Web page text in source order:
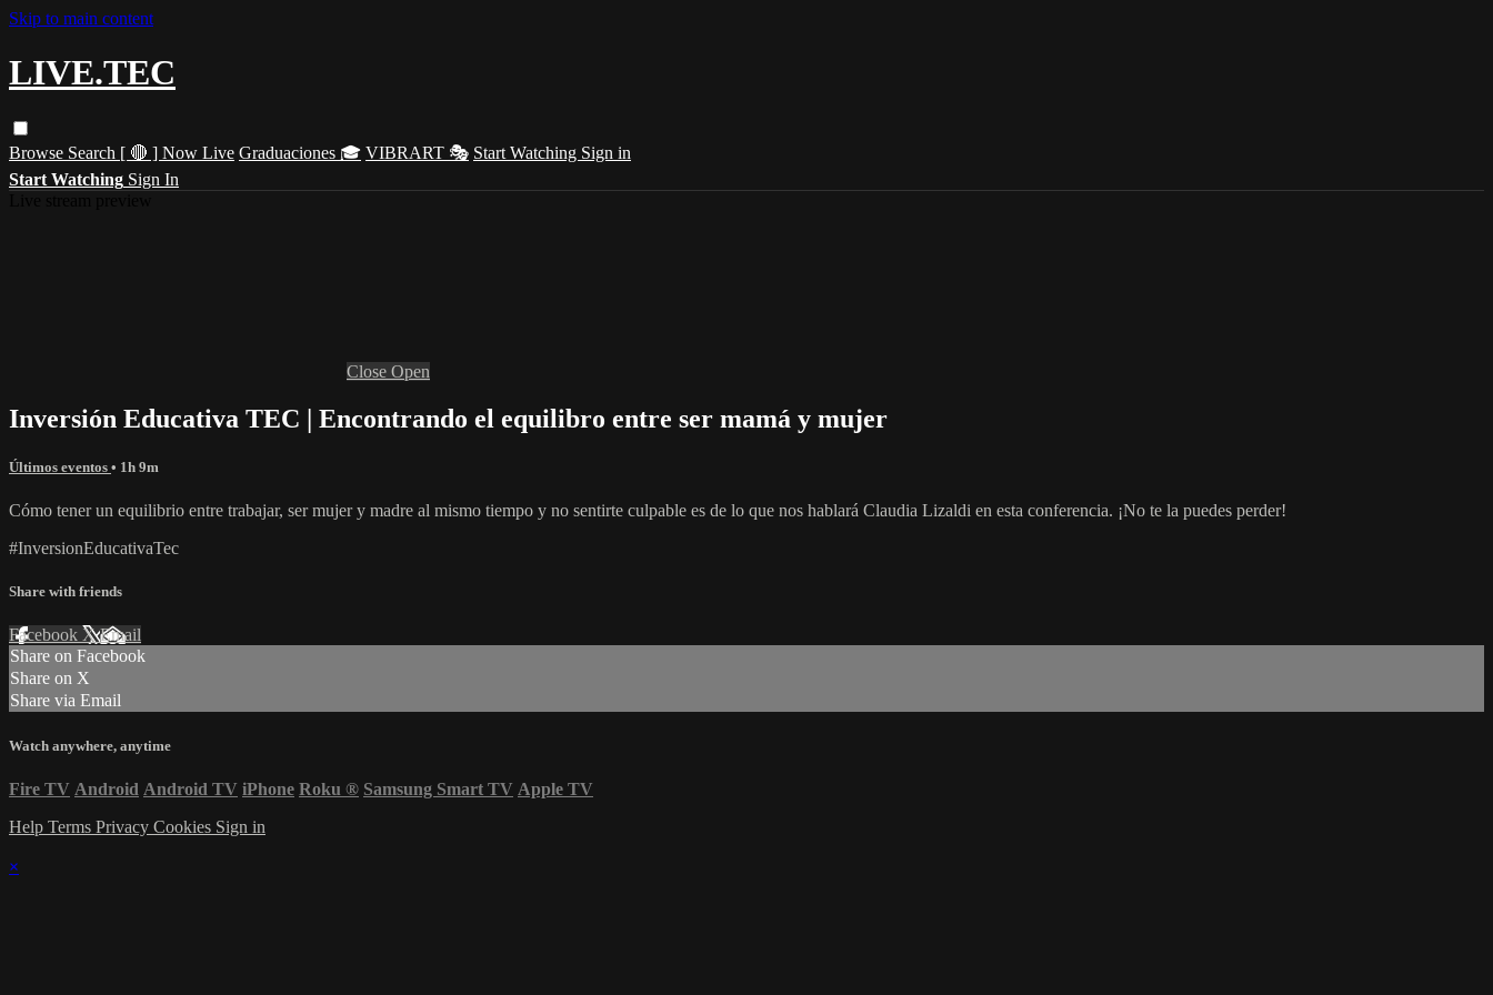
Skip to main content
LIVE.TEC
Browse Search [ 🔴 ] Now Live Graduaciones 🎓 VIBRART 🎭 Start Watching Sign in
Start Watching Sign In
Close Open
Inversión Educativa TEC | Encontrando el equilibro entre ser mamá y mujer
Últimos eventos • 1h 9m
Cómo tener un equilibrio entre trabajar, ser mujer y madre al mismo tiempo y no sentirte culpable es de lo que nos hablará Claudia Lizaldi en esta conferencia. ¡No te la puedes perder!
#InversionEducativaTec
Share with friends
Facebook XEmail
Share on Facebook
Share on X
Share via Email
Watch anywhere, anytime
Fire TV Android Android TV iPhone Roku ® Samsung Smart TV Apple TV
Help Terms Privacy Cookies Sign in
×